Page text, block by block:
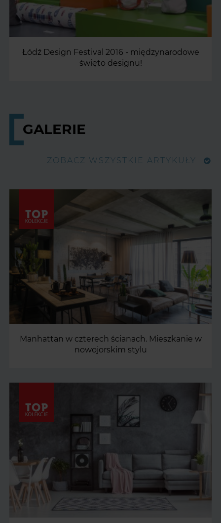
Łódź Design Festival 2016 - międzynarodowe
święto designu!
GALERIE
ZOBACZ WSZYSTKIE ARTYKUŁY
Manhattan w czterech ścianach. Mieszkanie w
nowojorskim stylu